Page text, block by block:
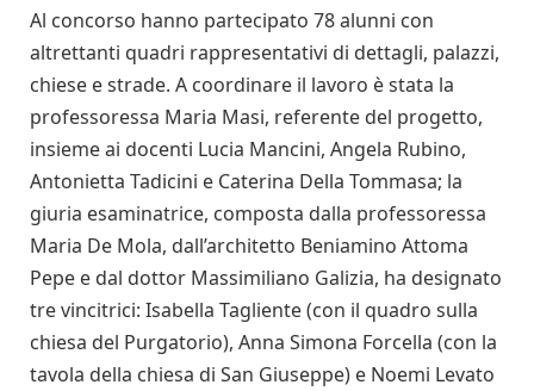
Al concorso hanno partecipato 78 alunni con
altrettanti quadri rappresentativi di dettagli, palazzi,
chiese e strade. A coordinare il lavoro è stata la
professoressa Maria Masi, referente del progetto,
insieme ai docenti Lucia Mancini, Angela Rubino,
Antonietta Tadicini e Caterina Della Tommasa; la
giuria esaminatrice, composta dalla professoressa
Maria De Mola, dall’architetto Beniamino Attoma
Pepe e dal dottor Massimiliano Galizia, ha designato
tre vincitrici: Isabella Tagliente (con il quadro sulla
chiesa del Purgatorio), Anna Simona Forcella (con la
tavola della chiesa di San Giuseppe) e Noemi Levato